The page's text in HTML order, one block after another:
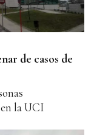
de casos de
la UCI